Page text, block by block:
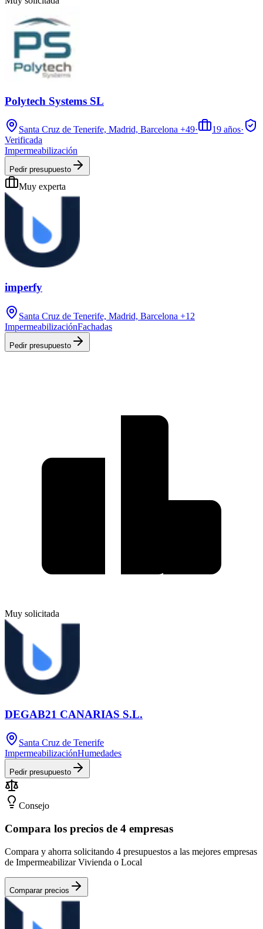
Polytech Systems SL
Santa Cruz de Tenerife, Madrid, Barcelona +49· 19 años·
Verificada
Impermeabilización
Pedir presupuesto
Muy experta
imperfy
Santa Cruz de Tenerife, Madrid, Barcelona +12
ImpermeabilizaciónFachadas
Pedir presupuesto
Muy solicitada
DEGAB21 CANARIAS S.L.
Santa Cruz de Tenerife
ImpermeabilizaciónHumedades
Pedir presupuesto
Consejo
Compara los precios de 4 empresas
Compara y ahorra solicitando 4 presupuestos a las mejores empresas
de Impermeabilizar Vivienda o Local
Comparar precios